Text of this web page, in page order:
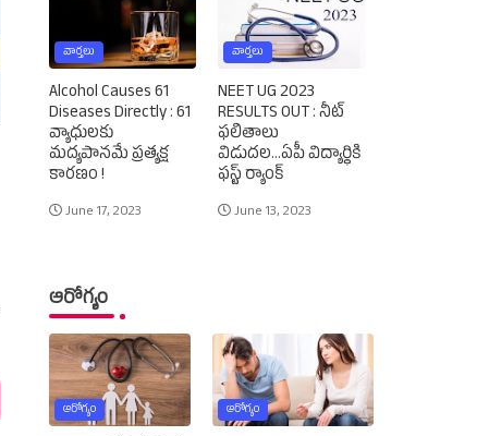
వార్తలు
Alcohol Causes 61
Diseases Directly : 61
వ్యాధులకు
మద్యపానమే ప్రత్యక్ష
కారణం !
June 17, 2023
వార్తలు
NEET UG 2023
RESULTS OUT : నీట్‌
ఫలితాలు
విడుదల...ఏపీ విద్యార్థికి
ఫస్ట్‌ ర్యాంక్‌
June 13, 2023
ఆరోగ్యం
ఆరోగ్యం ఆరోగ్యం